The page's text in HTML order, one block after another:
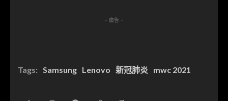
- 廣告 -
Tags: Samsung Lenovo 新冠肺炎 mwc 2021